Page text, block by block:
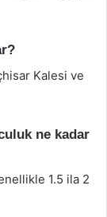
Kalesi ve
ne kadar
1.5 ila 2